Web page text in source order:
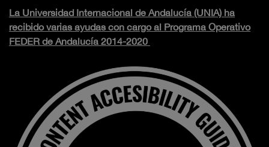
La Universidad Internacional de Andalucía (UNIA) ha
recibido varias ayudas con cargo al Programa Operativo
FEDER de Andalucía 2014-2020